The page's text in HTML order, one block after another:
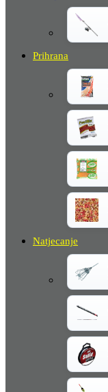
Prihrana
Natjecanje